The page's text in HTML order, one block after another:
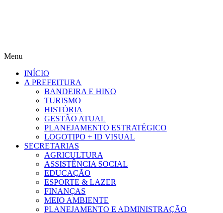
Menu
INÍCIO
A PREFEITURA
BANDEIRA E HINO
TURISMO
HISTÓRIA
GESTÃO ATUAL
PLANEJAMENTO ESTRATÉGICO
LOGOTIPO + ID VISUAL
SECRETARIAS
AGRICULTURA
ASSISTÊNCIA SOCIAL
EDUCAÇÃO
ESPORTE & LAZER
FINANÇAS
MEIO AMBIENTE
PLANEJAMENTO E ADMINISTRAÇÃO